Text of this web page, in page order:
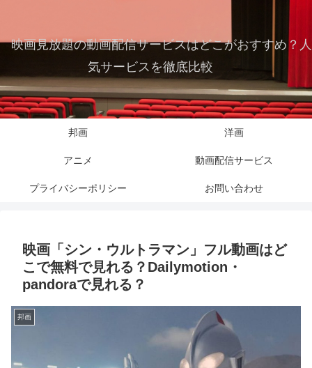
映画見放題の動画配信サービスはどこがおすすめ？人
気サービスを徹底比較
邦画 洋画
アニメ 動画配信サービス
プライバシーポリシー お問い合わせ
映画「シン・ウルトラマン」フル動画はど
こで無料で見れる？Dailymotion・
pandoraで見れる？
邦画